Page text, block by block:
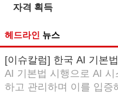
자격 획득
헤드라인 뉴스
[이슈칼럼] 한국 AI 기본
AI 기본법 시행으로 AI
하고 관리하며 이를 입증